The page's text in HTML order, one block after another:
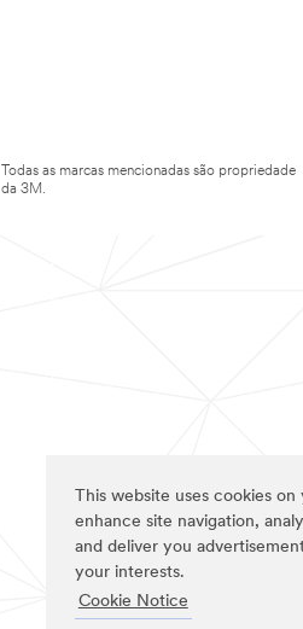
This website uses cookies
enhance site navigation,
and deliver you
your interests.
Cookie Notice
Todas as marcas mencionadas são propriedade
da 3M.